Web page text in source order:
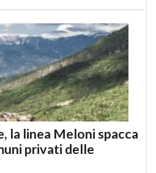
la linea Meloni spacca
privati delle